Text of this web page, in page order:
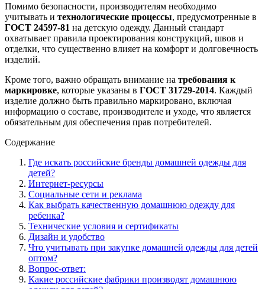
Помимо безопасности, производителям необходимо
учитывать и технологические процессы, предусмотренные в
ГОСТ 24597-81 на детскую одежду. Данный стандарт
охватывает правила проектирования конструкций, швов и
отделки, что существенно влияет на комфорт и долговечность
изделий.
Кроме того, важно обращать внимание на требования к
маркировке, которые указаны в ГОСТ 31729-2014. Каждый
изделие должно быть правильно маркировано, включая
информацию о составе, производителе и уходе, что является
обязательным для обеспечения прав потребителей.
Содержание
Где искать российские бренды домашней одежды для
детей?
Интернет-ресурсы
Социальные сети и реклама
Как выбрать качественную домашнюю одежду для
ребенка?
Технические условия и сертификаты
Дизайн и удобство
Что учитывать при закупке домашней одежды для детей
оптом?
Вопрос-ответ:
Какие российские фабрики производят домашнюю